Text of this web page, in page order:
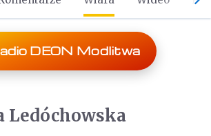
DEON Modlitwa
Ledóchowska